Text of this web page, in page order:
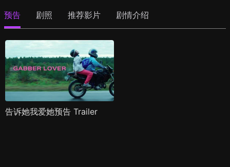
预告 剧照 推荐影片 剧情介绍
告诉她我爱她预告 Trailer